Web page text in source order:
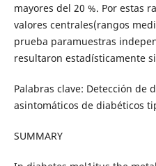
mayores del 20 %. Por estas
valores centrales(rangos
prueba paramuestras
resultaron estadísticamente
Palabras clave: Detección de
asintomáticos de diabéticos
SUMMARY